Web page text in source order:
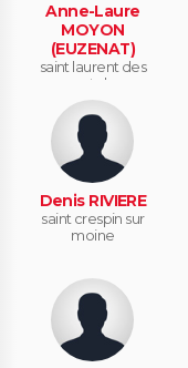
Anne-Laure
MOYON
(EUZENAT)
saint laurent des
autels
Denis RIVIERE
saint crespin sur
moine